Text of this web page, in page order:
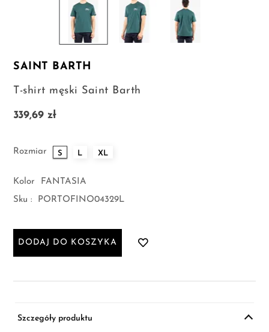
SAINT BARTH
T-shirt męski Saint Barth
339,69 zł
Rozmiar S L XL
Kolor
FANTASIA
Sku :
PORTOFINO04329L
DODAJ DO KOSZYKA
Szczegóły produktu